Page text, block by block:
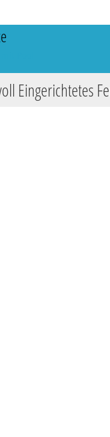
Eingerichtetes